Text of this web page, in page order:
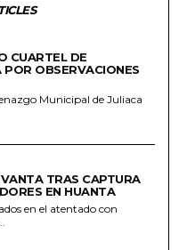
CUARTEL DE
POR OBSERVACIONES
Municipal de Juliaca
TRAS CAPTURA
EN HUANTA
en el atentado con